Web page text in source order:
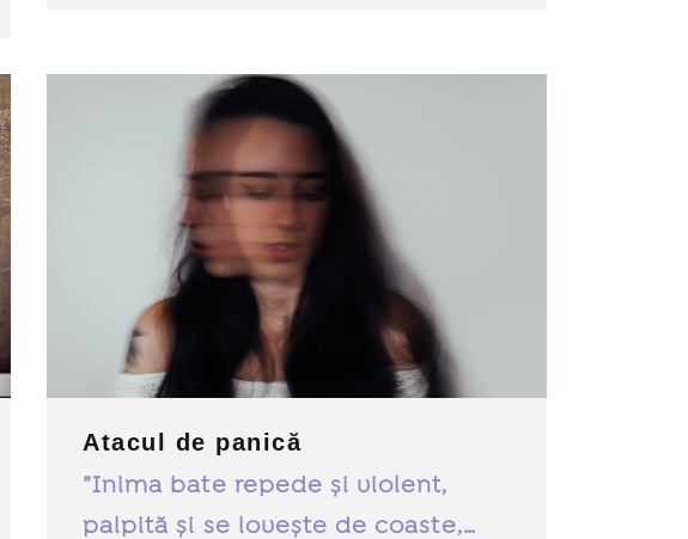
Atacul de panică
”Inima bate repede și violent,
palpită și se lovește de coaste,…